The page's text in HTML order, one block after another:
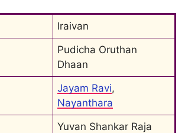
Iraivan
Pudicha Oruthan
Dhaan
Jayam Ravi
Nayanthara
Yuvan Shankar Raja